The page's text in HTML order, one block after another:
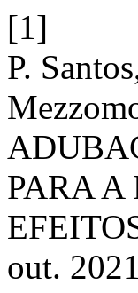
[1]
P.
PARA
out.